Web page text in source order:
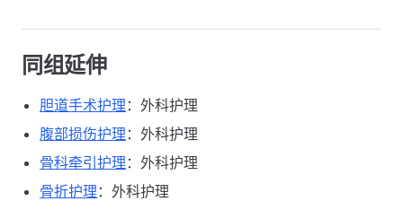
同组延伸
胆道手术护理 ：外科护理
腹部损伤护理 ：外科护理
骨科牵引护理 ：外科护理
骨折护理 ：外科护理